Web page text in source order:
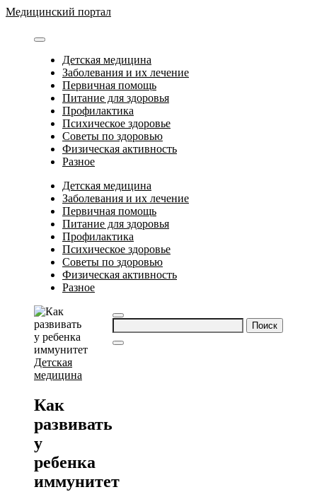
Перейти
содержимому
Медицинский портал
Детская медицина
Заболевания и их лечение
Первичная помощь
Питание для здоровья
Профилактика
Психическое здоровье
Советы по здоровью
Физическая активность
Разное
Детская медицина
Заболевания и их лечение
Первичная помощь
Питание для здоровья
Профилактика
Психическое здоровье
Советы по здоровью
Физическая активность
Разное
Найти:
Детская
медицина
Как
развивать
у
ребенка
иммунитет